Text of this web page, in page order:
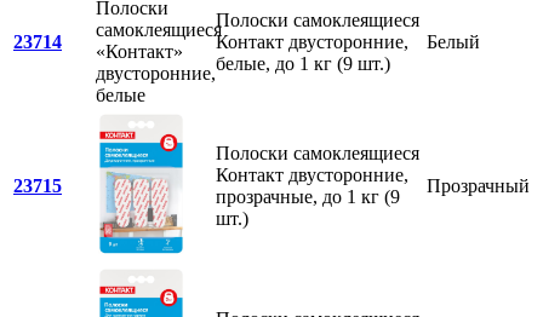
23714
Полоски самоклеящиеся
Контакт двусторонние,
белые, до 1 кг (9 шт.)
Белый
23715
Полоски самоклеящиеся
Контакт двусторонние,
прозрачные, до 1 кг (9
шт.)
Прозрачный